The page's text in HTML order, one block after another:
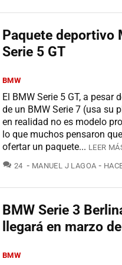
Paquete deportivo
Serie 5 GT
BMW
El BMW Serie 5 GT, a pesar
de un BMW Serie 7 (usa su
en realidad no es modelo
lo que muchos pensaron
ofertar un paquete... LEER
24 COMENTARIOS
MANUEL J LAGOA
BMW Serie 3
llegará en marzo
BMW